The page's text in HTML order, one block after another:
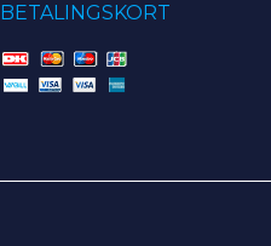
BETALINGSKORT